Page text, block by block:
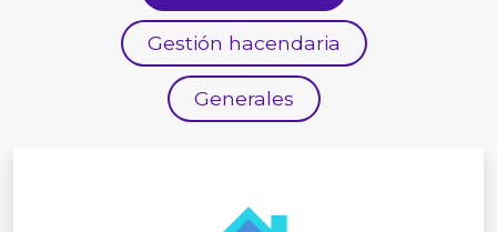
Gestión hacendaria
Generales